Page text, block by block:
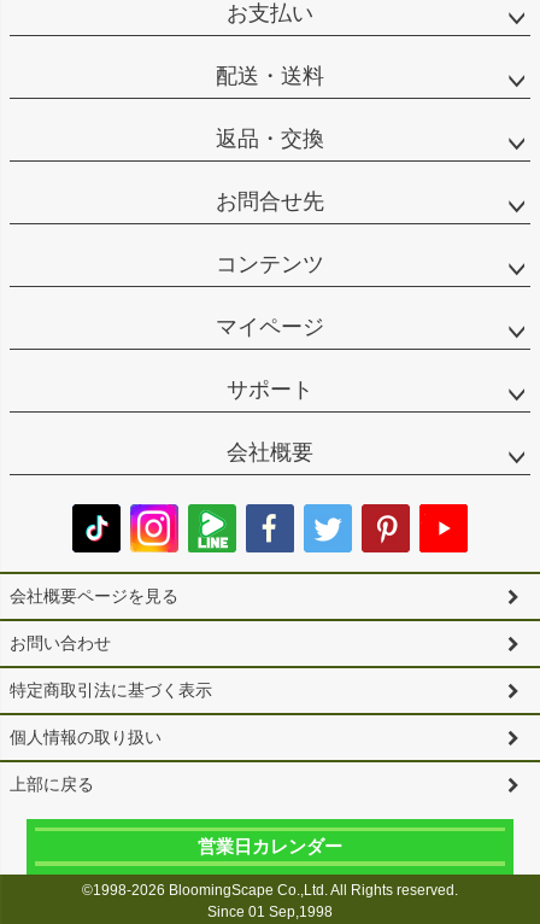
お支払い
配送・送料
返品・交換
お問合せ先
コンテンツ
マイページ
サポート
会社概要
会社概要ページを見る
お問い合わせ
特定商取引法に基づく表示
個人情報の取り扱い
上部に戻る
営業日カレンダー
©1998-2026 BloomingScape Co.,Ltd. All Rights reserved.
Since 01 Sep,1998